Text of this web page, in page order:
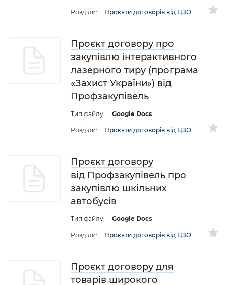
Розділи: Проєкти договорів від ЦЗО
Проєкт договору про
закупівлю інтерактивного
лазерного тиру (програма
«Захист України») від
Профзакупівель
Тип файлу: Google Docs
Розділи: Проєкти договорів від ЦЗО
Проєкт договору
від Профзакупівель про
закупівлю шкільних
автобусів
Тип файлу: Google Docs
Розділи: Проєкти договорів від ЦЗО
Проєкт договору для
товарів широкого